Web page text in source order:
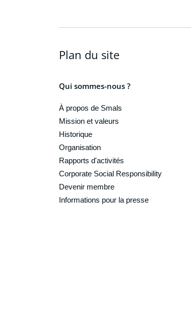
Plan du site
Qui sommes-nous ?
À propos de Smals
Mission et valeurs
Historique
Organisation
Rapports d'activités
Corporate Social Responsibility
Devenir membre
Informations pour la presse